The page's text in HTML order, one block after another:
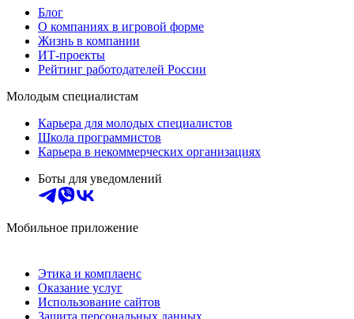
Блог
О компаниях в игровой форме
Жизнь в компании
ИТ-проекты
Рейтинг работодателей России
Молодым специалистам
Карьера для молодых специалистов
Школа программистов
Карьера в некоммерческих организациях
Боты для уведомлений
Мобильное приложение
Этика и комплаенс
Оказание услуг
Использование сайтов
Защита персональных данных